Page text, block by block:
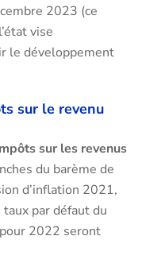
2023 (ce
vise
le développement
sur le revenu
sur les revenus
du barème de
d’inflation 2021,
par défaut du
2022 seront